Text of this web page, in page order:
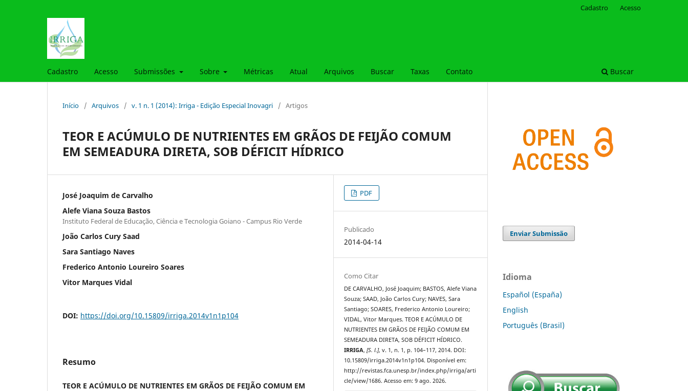
Cadastro Acesso Submissões Sobre Métricas Atual Arquivos Buscar Taxas Contato Buscar
Cadastro Acesso
Início / Arquivos / v. 1 n. 1 (2014): Irriga - Edição Especial Inovagri / Artigos
TEOR E ACÚMULO DE NUTRIENTES EM GRÃOS DE FEIJÃO COMUM
EM SEMEADURA DIRETA, SOB DÉFICIT HÍDRICO
José Joaquim de Carvalho
Alefe Viana Souza Bastos
Instituto Federal de Educação, Ciência e Tecnologia Goiano - Campus Rio Verde
João Carlos Cury Saad
Sara Santiago Naves
Frederico Antonio Loureiro Soares
Vitor Marques Vidal
DOI: https://doi.org/10.15809/irriga.2014v1n1p104
Resumo
TEOR E ACÚMULO DE NUTRIENTES EM GRÃOS DE FEIJÃO COMUM EM
PDF
Publicado
2014-04-14
Como Citar
DE CARVALHO, José Joaquim; BASTOS, Alefe Viana
Souza; SAAD, João Carlos Cury; NAVES, Sara
Santiago; SOARES, Frederico Antonio Loureiro;
VIDAL, Vitor Marques. TEOR E ACÚMULO DE
NUTRIENTES EM GRÃOS DE FEIJÃO COMUM EM
SEMEADURA DIRETA, SOB DÉFICIT HÍDRICO.
IRRIGA,[S. l.], v. 1, n. 1, p. 104–117, 2014. DOI:
10.15809/irriga.2014v1n1p104. Disponível em:
http://revistas.fca.unesp.br/index.php/irriga/arti
cle/view/1686. Acesso em: 9 ago. 2026.
Enviar Submissão
Idioma
Español (España)
English
Português (Brasil)